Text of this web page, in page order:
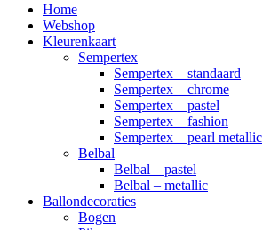
Home
Webshop
Kleurenkaart
Sempertex
Sempertex – standaard
Sempertex – chrome
Sempertex – pastel
Sempertex – fashion
Sempertex – pearl metallic
Belbal
Belbal – pastel
Belbal – metallic
Ballondecoraties
Bogen